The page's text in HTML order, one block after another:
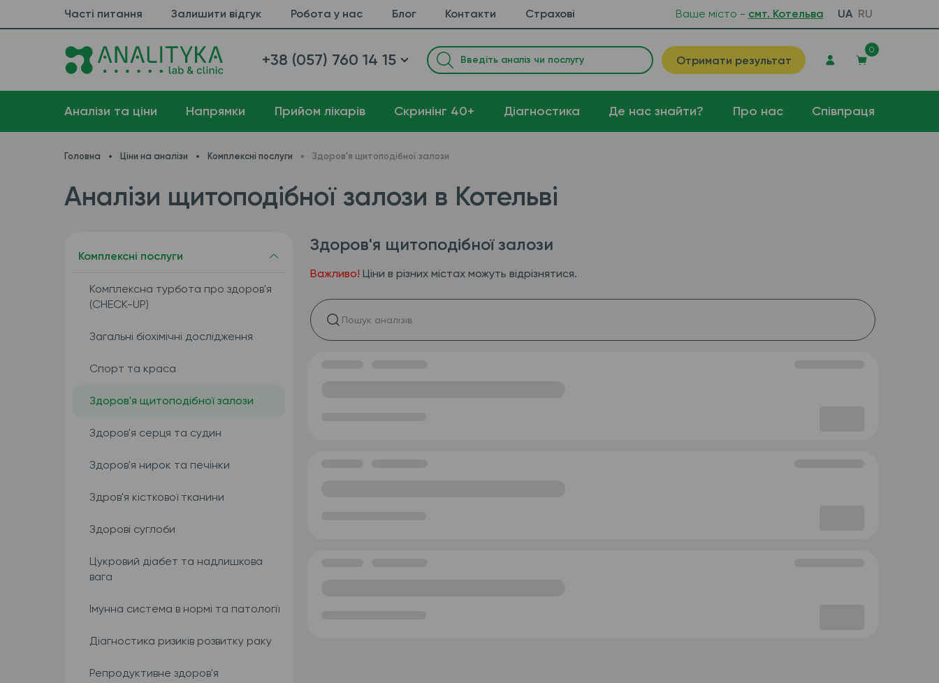
Часті питання Залишити відгук Робота у нас Блог Контакти Страхові Ваше місто - смт. Котельва UA RU
+38 (057) 760 14 15 Отримати результат
0
Аналізи та ціни Напрямки Прийом лікарів Cкринінг 40+ Діагностика Де нас знайти? Про нас Співпраця
Головна Ціни на аналізи Комплексні послуги Здоров'я щитоподібної залози
Аналізи щитоподібної залози в Котельві
Комплексні послуги
Комплексна турбота про здоров'я
(CHECK-UP)
Загальні біохімічні дослідження
Спорт та краса
Здоров'я щитоподібної залози
Здоров'я серця та судин
Здоров'я нирок та печінки
Здров'я кісткової тканини
Здорові суглоби
Цукровий діабет та надлишкова
вага
Імунна система в нормі та патології
Діагностика ризиків розвитку раку
Репродуктивне здоров'я
Здоров'я щитоподібної залози
Важливо! Ціни в різних містах можуть відрізнятися.